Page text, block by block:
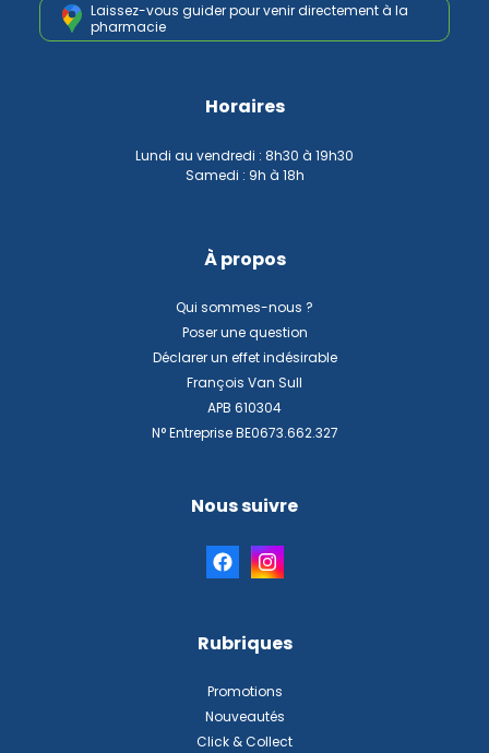
Laissez-vous guider pour venirdirectement à la
pharmacie
Horaires
Lundi au vendredi : 8h30 à 19h30
Samedi : 9h à 18h
À propos
Qui sommes-nous ?
Poser une question
Déclarer un effet indésirable
François Van Sull
APB 610304
N° Entreprise BE0673.662.327
Nous suivre
Rubriques
Promotions
Nouveautés
Click & Collect